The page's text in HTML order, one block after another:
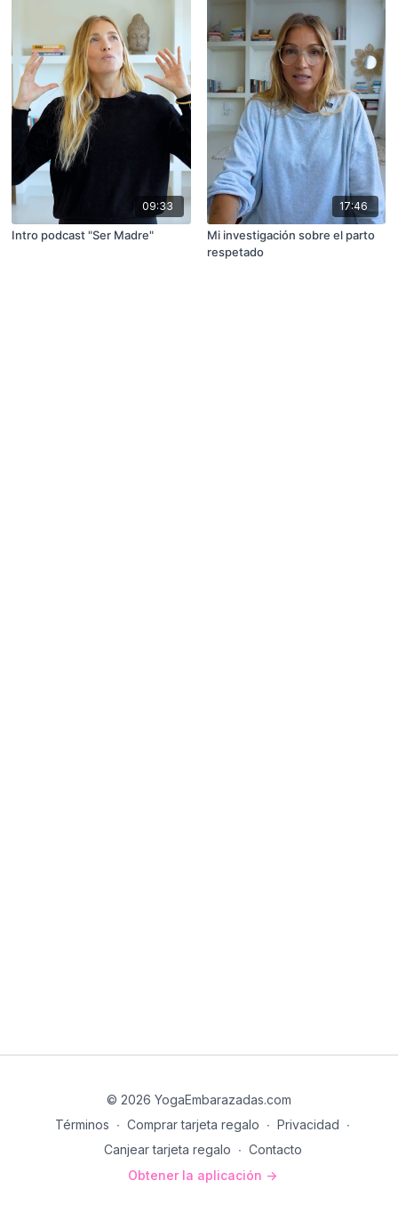
09:33
Intro podcast "Ser Madre"
17:46
Mi investigación sobre el parto
respetado
© 2026 YogaEmbarazadas.com
Términos ∙ Comprar tarjeta regalo ∙ Privacidad ∙
Canjear tarjeta regalo ∙ Contacto
Obtener la aplicación ->